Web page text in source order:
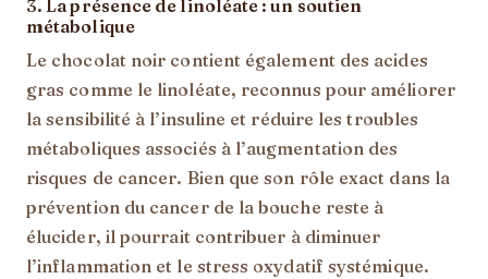
3. La présence de linoléate : un soutien
métabolique
Le chocolat noir contient également des acides
gras comme le linoléate, reconnus pour améliorer
la sensibilité à l’insuline et réduire les troubles
métaboliques associés à l’augmentation des
risques de cancer. Bien que son rôle exact dans la
prévention du cancer de la bouche reste à
élucider, il pourrait contribuer à diminuer
l’inflammation et le stress oxydatif systémique.